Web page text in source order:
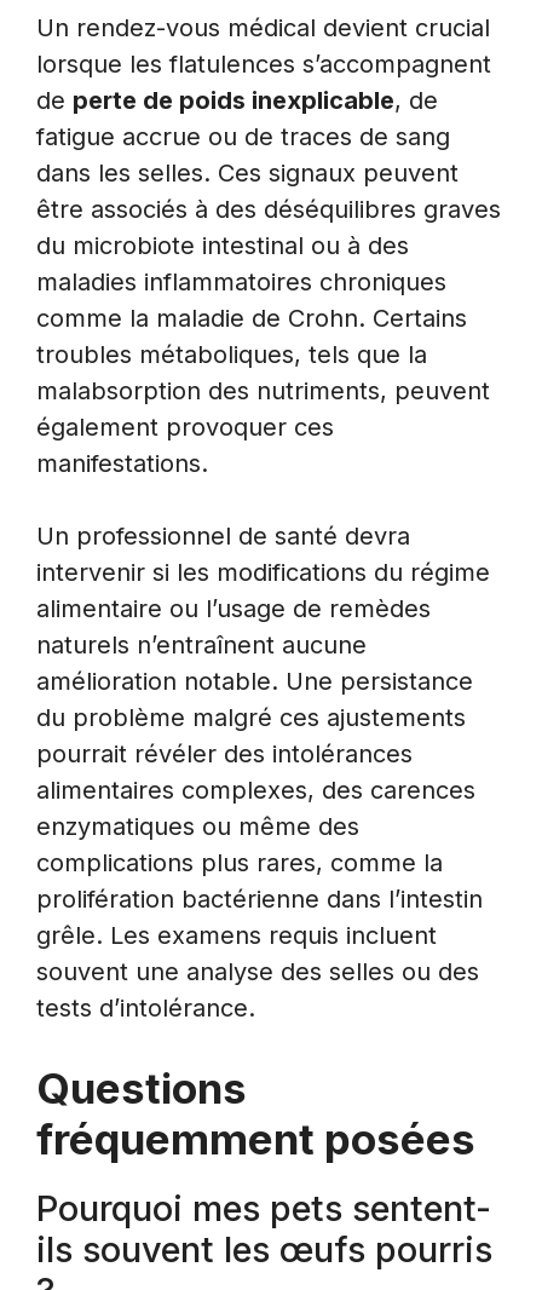
Un rendez-vous médical devient crucial
lorsque les flatulences s’accompagnent
de perte de poids inexplicable, de
fatigue accrue ou de traces de sang
dans les selles. Ces signaux peuvent
être associés à des déséquilibres graves
du microbiote intestinal ou à des
maladies inflammatoires chroniques
comme la maladie de Crohn. Certains
troubles métaboliques, tels que la
malabsorption des nutriments, peuvent
également provoquer ces
manifestations.
Un professionnel de santé devra
intervenir si les modifications du régime
alimentaire ou l’usage de remèdes
naturels n’entraînent aucune
amélioration notable. Une persistance
du problème malgré ces ajustements
pourrait révéler des intolérances
alimentaires complexes, des carences
enzymatiques ou même des
complications plus rares, comme la
prolifération bactérienne dans l’intestin
grêle. Les examens requis incluent
souvent une analyse des selles ou des
tests d’intolérance.
Questions
fréquemment posées
Pourquoi mes pets sentent-
ils souvent les œufs pourris